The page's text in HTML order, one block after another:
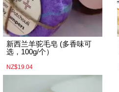
新西兰羊驼毛皂 (多香味可
选，100g/个）
NZ$19.04